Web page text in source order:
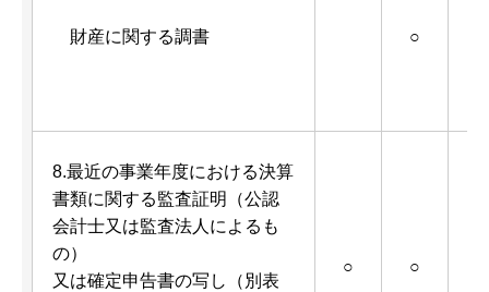
財産に関する調書 ○
8.最近の事業年度における決算
書類に関する監査証明（公認
会計士又は監査法人によるも
の）
又は確定申告書の写し（別表
○ ○